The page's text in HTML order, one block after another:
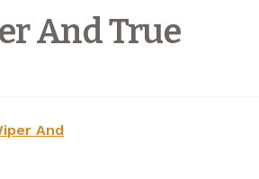
And True
And